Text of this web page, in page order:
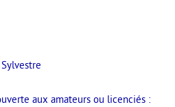
aux amateurs ou licenciés :